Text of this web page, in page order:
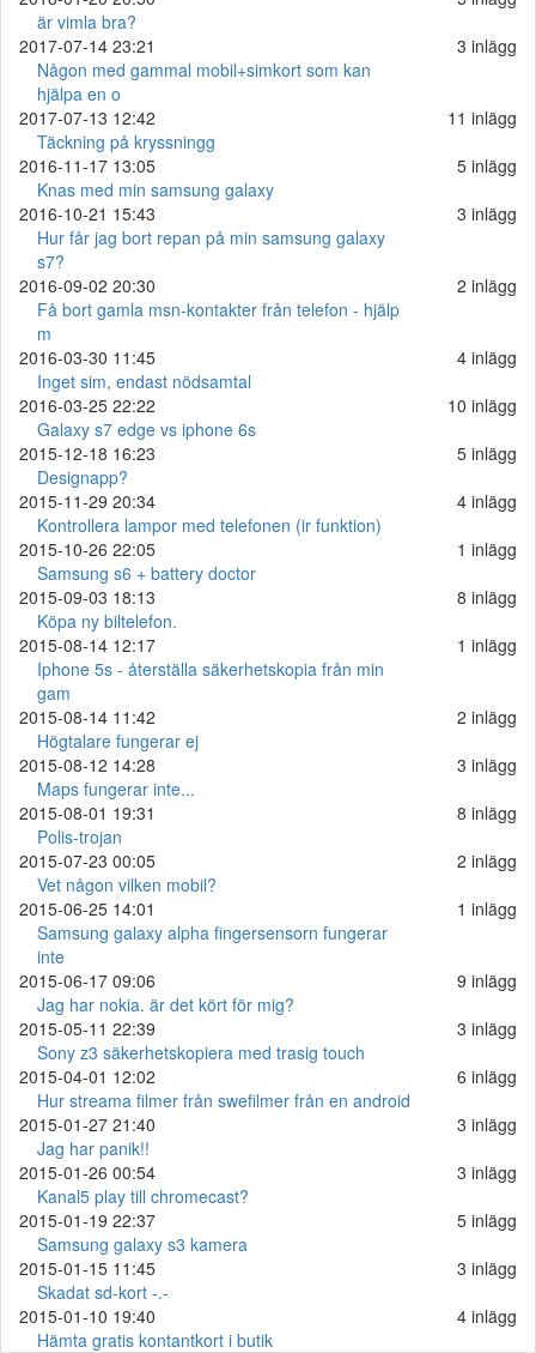
är vimla bra?
3 inlägg
2017-07-14 23:21
Någon med gammal mobil+simkort som kan
hjälpa en o
11 inlägg
2017-07-13 12:42
Täckning på kryssningg
5 inlägg
2016-11-17 13:05
Knas med min samsung galaxy
3 inlägg
2016-10-21 15:43
Hur får jag bort repan på min samsung galaxy
s7?
2 inlägg
2016-09-02 20:30
Få bort gamla msn-kontakter från telefon - hjälp
m
4 inlägg
2016-03-30 11:45
Inget sim, endast nödsamtal
10 inlägg
2016-03-25 22:22
Galaxy s7 edge vs iphone 6s
5 inlägg
2015-12-18 16:23
Designapp?
4 inlägg
2015-11-29 20:34
Kontrollera lampor med telefonen (ir funktion)
1 inlägg
2015-10-26 22:05
Samsung s6 + battery doctor
8 inlägg
2015-09-03 18:13
Köpa ny biltelefon.
1 inlägg
2015-08-14 12:17
Iphone 5s - återställa säkerhetskopia från min
gam
2 inlägg
2015-08-14 11:42
Högtalare fungerar ej
3 inlägg
2015-08-12 14:28
Maps fungerar inte...
8 inlägg
2015-08-01 19:31
Polis-trojan
2 inlägg
2015-07-23 00:05
Vet någon vilken mobil?
1 inlägg
2015-06-25 14:01
Samsung galaxy alpha fingersensorn fungerar
inte
9 inlägg
2015-06-17 09:06
Jag har nokia. är det kört för mig?
3 inlägg
2015-05-11 22:39
Sony z3 säkerhetskopiera med trasig touch
6 inlägg
2015-04-01 12:02
Hur streama filmer från swefilmer från en android
3 inlägg
2015-01-27 21:40
Jag har panik!!
3 inlägg
2015-01-26 00:54
Kanal5 play till chromecast?
5 inlägg
2015-01-19 22:37
Samsung galaxy s3 kamera
3 inlägg
2015-01-15 11:45
Skadat sd-kort -.-
4 inlägg
2015-01-10 19:40
Hämta gratis kontantkort i butik